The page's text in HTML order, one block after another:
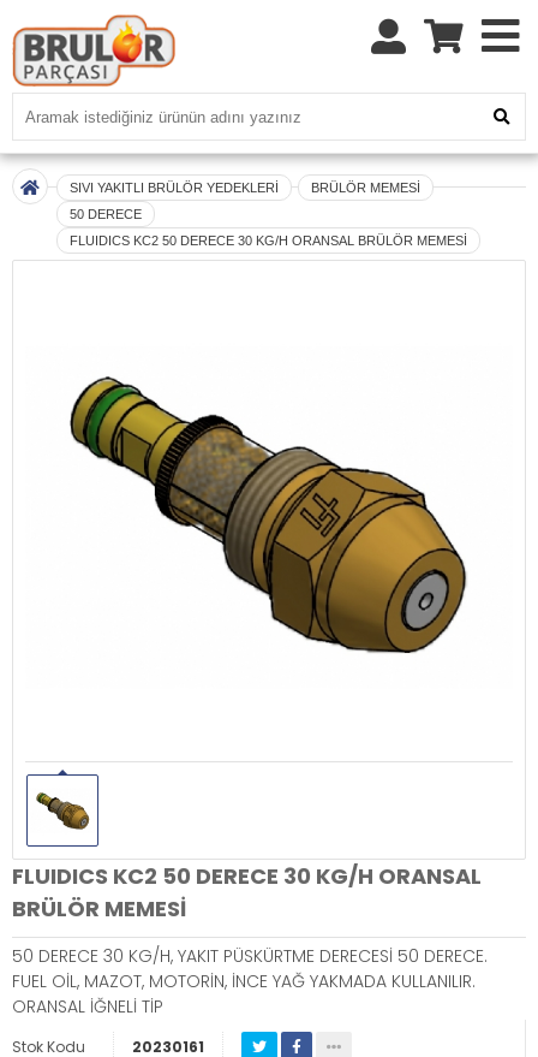
SIVI YAKITLI BRÜLÖR YEDEKLERİ
BRÜLÖR MEMESİ
50 DERECE
FLUIDICS KC2 50 DERECE 30 KG/H ORANSAL BRÜLÖR MEMESİ
FLUIDICS KC2 50 DERECE 30 KG/H ORANSAL
BRÜLÖR MEMESİ
50 DERECE 30 KG/H, YAKIT PÜSKÜRTME DERECESİ 50 DERECE.
FUEL OİL, MAZOT, MOTORİN, İNCE YAĞ YAKMADA KULLANILIR.
ORANSAL İĞNELİ TİP
Stok Kodu 20230161